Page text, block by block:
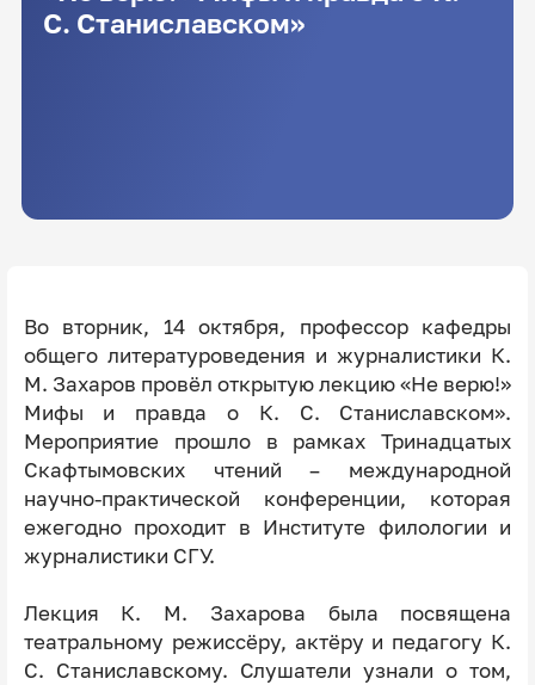
С. Станиславском»
Во вторник, 14 октября, профессор кафедры
общего литературоведения и журналистики К.
М. Захаров провёл открытую лекцию «Не верю!»
Мифы и правда о К. С. Станиславском».
Мероприятие прошло в рамках Тринадцатых
Скафтымовских чтений – международной
научно-практической конференции, которая
ежегодно проходит в Институте филологии и
журналистики СГУ.
Лекция К. М. Захарова была посвящена
театральному режиссёру, актёру и педагогу К.
С. Станиславскому. Слушатели узнали о том,